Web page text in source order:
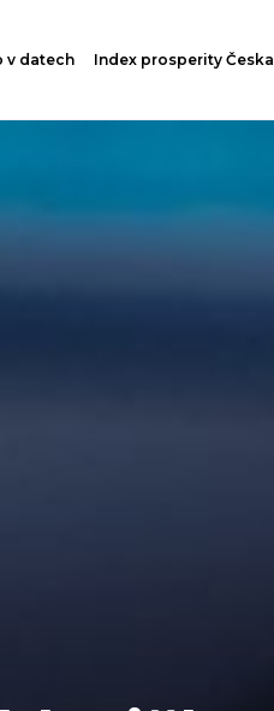
v datech Index prosperity Česka